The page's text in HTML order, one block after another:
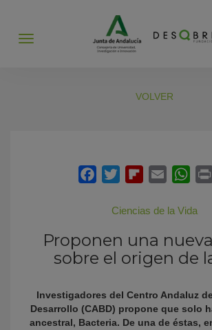
Abrir
VOLVER
Ciencias de la Vida
Proponen una
sobre el origen de
Investigadores del Centro Andaluz
Desarrollo (CABD) propone que solo
ancestral, Bacteria. De una de éstas,